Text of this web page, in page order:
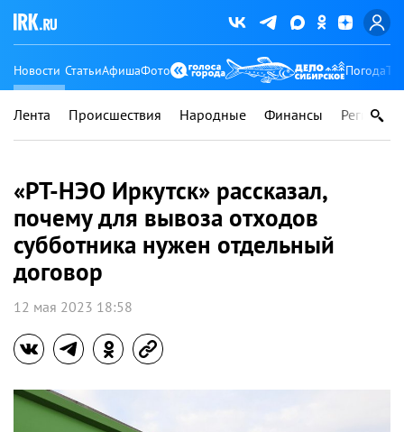
Новости СтатьиАфишаФото Погода
Лента Происшествия Народные Финансы Регионы
«РТ-НЭО Иркутск» рассказал,
почему для вывоза отходов
субботника нужен отдельный
договор
12 мая 2023 18:58